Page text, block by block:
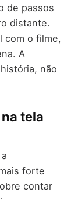
de passos
distante.
com o filme,
A
não
tela
forte
contar